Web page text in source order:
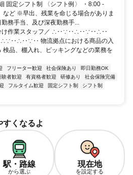
固定シフト制 〈シフト例〉 ・8:00 -
など ※早出、残業を命じる場合がありま
務手当、及び深夜勤務手...
分け作業スタッフ／ ∴‥∵‥∴‥∵‥∴‥
物流拠点における商品の入
検品、棚入れ、ピッキングなどの業務を
フリーター歓迎 社会保険あり
即日勤務OK
験者歓迎 有資格者歓迎 研修あり
社会保険完備
フルタイム歓迎 固定シフト制
シフト制
くなるよ
駅・路線
から選ぶ
現在地
を設定する